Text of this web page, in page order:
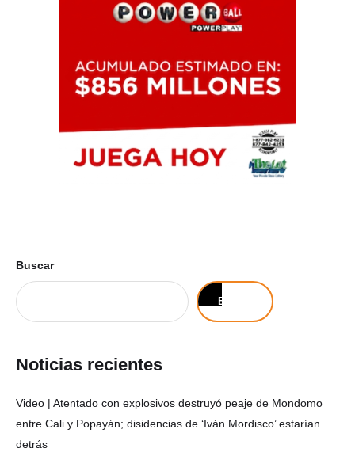
Buscar
Buscar
Noticias recientes
Video | Atentado con explosivos destruyó peaje de Mondomo
entre Cali y Popayán; disidencias de ‘Iván Mordisco’ estarían
detrás